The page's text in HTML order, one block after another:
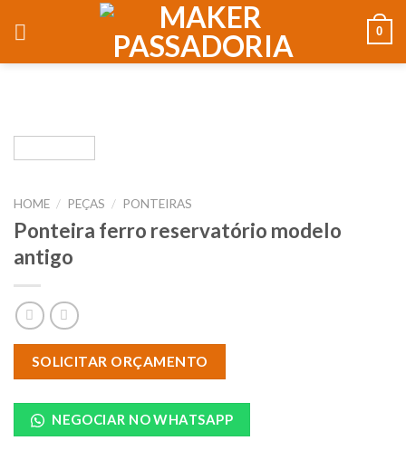
0
HOME / PEÇAS / PONTEIRAS
Ponteira ferro reservatório modelo
antigo
SOLICITAR ORÇAMENTO
NEGOCIAR NO WHATSAPP